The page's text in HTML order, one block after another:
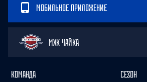
МОБИЛЬНОЕ ПРИЛОЖЕНИЕ
МХК ЧАЙКА
КОМАНДА СЕЗОН